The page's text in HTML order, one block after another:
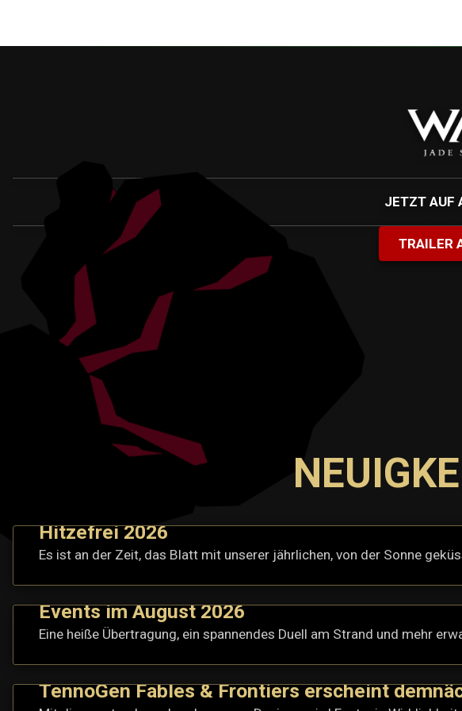
JETZT AUF
TRAILER
Hitzefrei 2026
Es ist an der Zeit, das Blatt mit unserer jährlichen, von der Sonne
Events im August 2026
Eine heiße Übertragung, ein spannendes Duell am Strand und mehr
TennoGen Fables & Frontiers erscheint